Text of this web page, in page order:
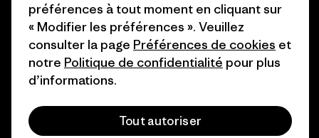
© 2026 Patagonia, Inc. All Rights Reserved.
préférences à tout moment en cliquant sur
« Modifier les préférences ». Veuillez
consulter la page Préférences de cookies et
notre Politique de confidentialité pour plus
d’informations.
Tout autoriser